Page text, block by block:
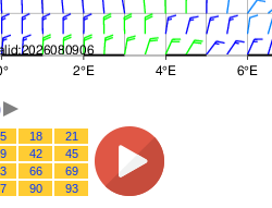
18
21
42
45
66
69
90 93